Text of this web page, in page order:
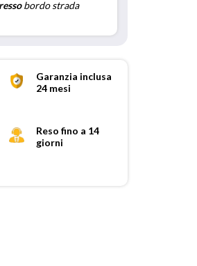
bordo strada
Garanzia inclusa
24 mesi
Reso fino a 14
giorni